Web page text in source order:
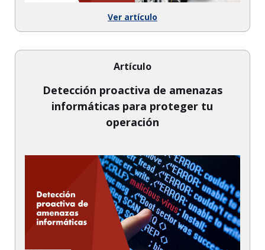
Ver artículo
Artículo
Detección proactiva de amenazas
informáticas para proteger tu
operación